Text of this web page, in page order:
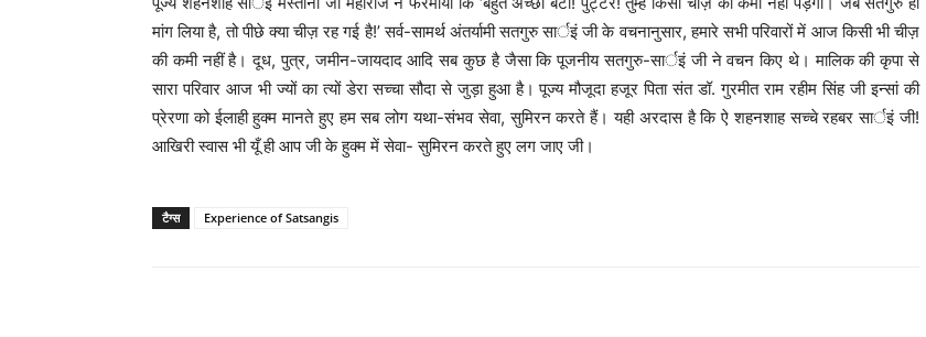
मांग लिया है, तो पीछे क्या चीज़ रह गई है!’ सर्व-सामर्थ अंतर्यामी सतगुरु सार्इं जी के वचनानुसार, हमारे सभी परिवारों में आज किसी भी चीज़
की कमी नहीं है। दूध, पुत्र, जमीन-जायदाद आदि सब कुछ है जैसा कि पूजनीय सतगुरु-सार्इं जी ने वचन किए थे। मालिक की कृपा से
सारा परिवार आज भी ज्यों का त्यों डेरा सच्चा सौदा से जुड़ा हुआ है। पूज्य मौजूदा हजूर पिता संत डॉ. गुरमीत राम रहीम सिंह जी इन्सां की
प्रेरणा को ईलाही हुक्म मानते हुए हम सब लोग यथा-संभव सेवा, सुमिरन करते हैं। यही अरदास है कि ऐ शहनशाह सच्चे रहबर सार्इं जी!
आखिरी स्वास भी यूँ ही आप जी के हुक्म में सेवा- सुमिरन करते हुए लग जाए जी।
टैग्स Experience of Satsangis